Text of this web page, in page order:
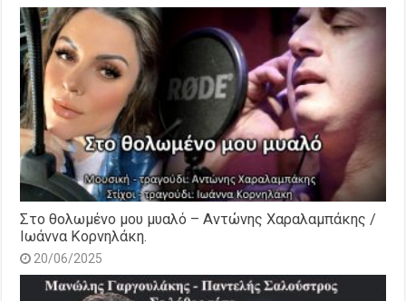
Στο θολωμένο μου μυαλό – Αντώνης Χαραλαμπάκης /
Ιωάννα Κορνηλάκη.
20/06/2025